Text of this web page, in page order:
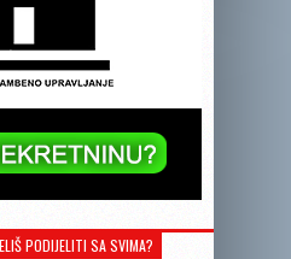
PODIJELITI SA SVIMA?